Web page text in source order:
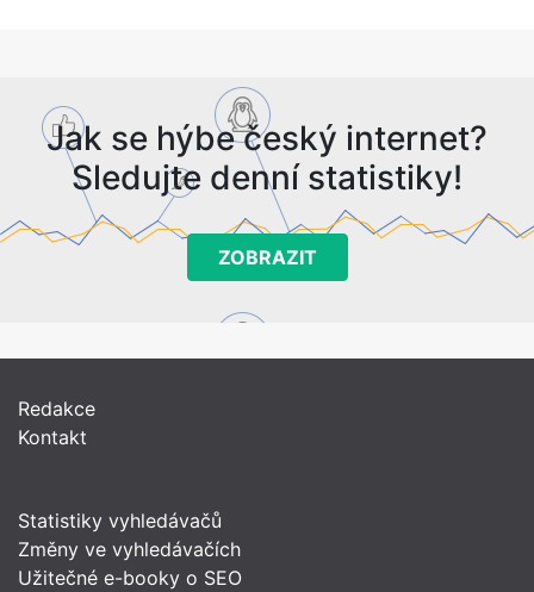
Jak se hýbe český internet?
Sledujte denní statistiky!
ZOBRAZIT
Redakce
Kontakt
Statistiky vyhledávačů
Změny ve vyhledávačích
Užitečné e-booky o SEO